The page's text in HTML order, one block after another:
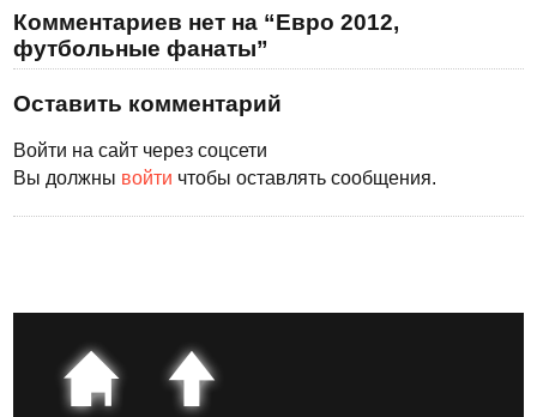
Комментариев нет на “Евро 2012,
футбольные фанаты”
Оставить комментарий
Войти на сайт через соцсети
Вы должны войти чтобы оставлять сообщения.